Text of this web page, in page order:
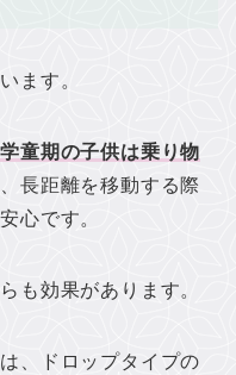
ます。
童期の子供は乗り物
長距離を移動する際
心です。
も効果があります。
、ドロップタイプの